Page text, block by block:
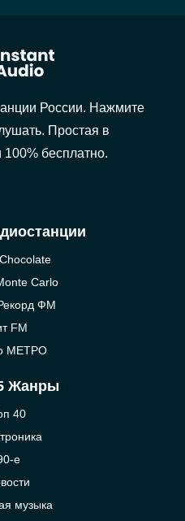
России. Нажмите
Простая в
100% бесплатно.
Carlo
ФМ
FM
МЕТРО
Жанры
40
е
музыка